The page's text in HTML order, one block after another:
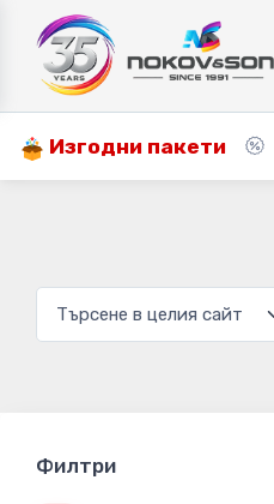
Изгодни пакети
Филтри